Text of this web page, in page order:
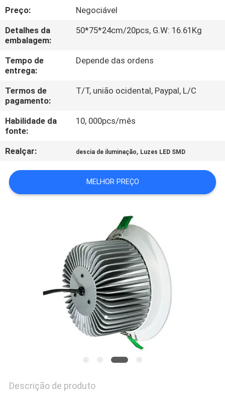
CONTROLE
DA
QUALIDADE
CONTACTE-
NOS
PEÇA
CITAÇÕES
MAPA
Preço:
Negociável
Detalhes da
embalagem:
50*75*24cm/20pcs, G.W: 16.61Kg
Tempo de
entrega:
Depende das ordens
Termos de
pagamento:
T/T, união ocidental, Paypal, L/C
Habilidade da
fonte:
10, 000pcs/mês
Realçar: descia de iluminação, Luzes LED SMD
MELHOR PREÇO
Descrição de produto